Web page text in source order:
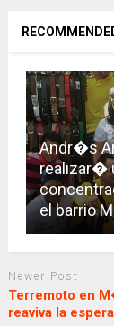
Andr�s
realizar�
el barrio
Newer Post
Terremoto en
reaviva la